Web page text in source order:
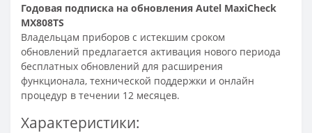
Годовая подписка на обновления Autel MaxiCheck
MX808TS
Владельцам приборов с истекшим сроком
обновлений предлагается активация нового периода
бесплатных обновлений для расширения
функционала, технической поддержки и онлайн
процедур в течении 12 месяцев.
Характеристики: